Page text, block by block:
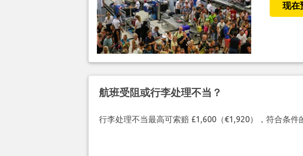
现在
航班受阻或行李处理不当？
行李处理不当最高可索赔 £1,600（€1,920），符合条